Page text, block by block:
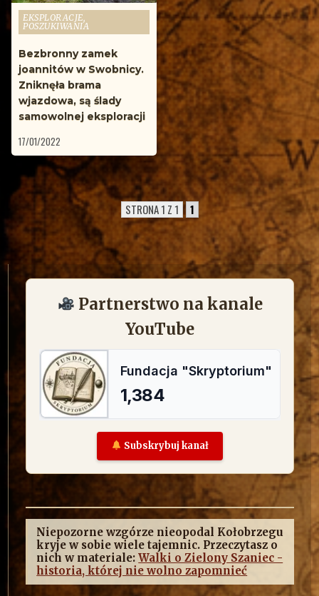
Opublikowane
w
EKSPLORACJE,
POSZUKIWANIA
Bezbronny zamek
joannitów w Swobnicy.
Zniknęła brama
wjazdowa, są ślady
samowolnej eksploracji
17/01/2022
STRONA 1 Z 1 1
Partnerstwo na kanale
YouTube
Subskrybuj kanał
Niepozorne wzgórze nieopodal Kołobrzegu
kryje w sobie wiele tajemnic. Przeczytasz o
nich w materiale:Walki o Zielony Szaniec -
historia, której nie wolno zapomnieć